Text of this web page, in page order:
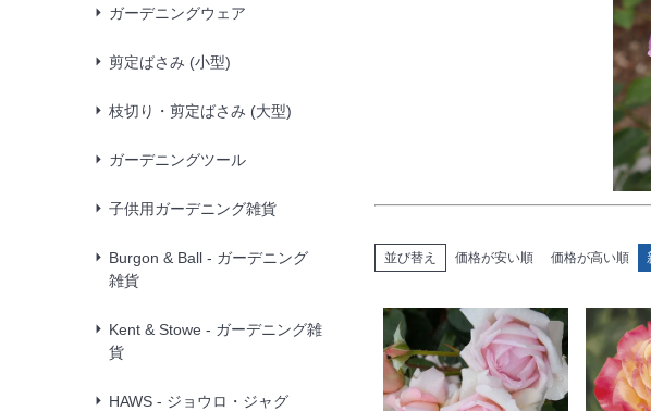
ガーデニングウェア
剪定ばさみ (小型)
枝切り・剪定ばさみ (大型)
ガーデニングツール
子供用ガーデニング雑貨
Burgon & Ball - ガーデニング
雑貨
Kent & Stowe - ガーデニング雑
貨
HAWS - ジョウロ・ジャグ
並び替え 価格が安い順 価格が高い順